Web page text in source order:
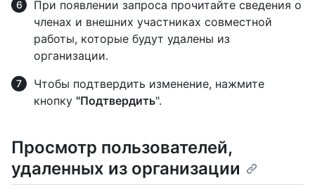
При появлении запроса прочитайте сведения о
членах и внешних участниках совместной
работы, которые будут удалены из
организации.
Чтобы подтвердить изменение, нажмите
кнопку "Подтвердить".
Просмотр пользователей,
удаленных из организации